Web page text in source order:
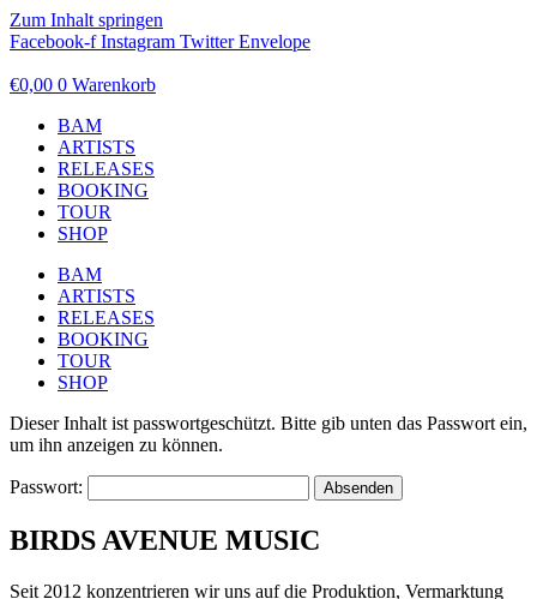
Zum Inhalt springen
Facebook-f Instagram Twitter Envelope
€0,00 0 Warenkorb
BAM
ARTISTS
RELEASES
BOOKING
TOUR
SHOP
BAM
ARTISTS
RELEASES
BOOKING
TOUR
SHOP
Dieser Inhalt ist passwortgeschützt. Bitte gib unten das Passwort ein,
um ihn anzeigen zu können.
Passwort:
BIRDS AVENUE MUSIC
Seit 2012 konzentrieren wir uns auf die Produktion, Vermarktung